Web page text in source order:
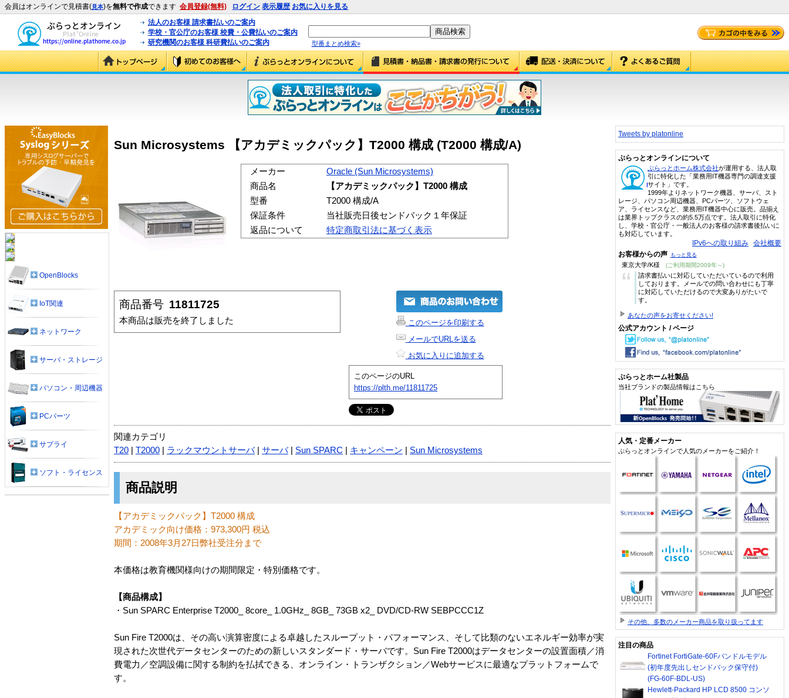
会員はオンラインで見積書(見本)を無料で作成できます 会員登録(無料) ログイン 表示履歴 お気に入りを見る
法人のお客様 請求書払いのご案内
学校・官公庁のお客様 校費・公費払いのご案内
研究機関のお客様 科研費払いのご案内
型番まとめ検索»
Sun Microsystems 【アカデミックパック】T2000 構成 (T2000 構成/A)
メーカー
Oracle (Sun Microsystems)
商品名
【アカデミックパック】T2000 構成
型番
T2000 構成/A
保証条件
当社販売日後センドバック１年保証
返品について
特定商取引法に基づく表示
商品番号 11811725
本商品は販売を終了しました
このページを印刷する
メールでURLを送る
お気に入りに追加する
このページのURL
https://plth.me/11811725
関連カテゴリ
T20
T2000 ラックマウントサーバ| サーバ| Sun SPARC キャンペーン Sun Microsystems
商品説明
【アカデミックパック】T2000 構成
アカデミック向け価格：973,300円 税込
期間：2008年3月27日弊社受注分まで
本価格は教育機関様向けの期間限定・特別価格です。
【商品構成】
・Sun SPARC Enterprise T2000_ 8core_ 1.0GHz_ 8GB_ 73GB x2_ DVD/CD-RW SEBPCCC1Z
Sun Fire T2000は、その高い演算密度による卓越したスループット・パフォーマンス、そして比類のないエネルギー効率が実
現された次世代データセンターのための新しいスタンダード・サーバです。Sun Fire T2000はデータセンターの設置面積／消
費電力／空調設備に関する制約を払拭できる、オンライン・トランザクション／Webサービスに最適なプラットフォームで
す。
OpenBlocks
IoT関連
ネットワーク
サーバ・ストレージ
パソコン・周辺機器
PCパーツ
サプライ
ソフト・ライセンス
Tweets by platonline
ぷらっとオンラインについて
ぷらっとホーム株式会社が運用する、法人取
引に特化した「業務用IT機器専門の調達支援
サイト」です。
1999年よりネットワーク機器、サーバ、スト
レージ、パソコン周辺機器、PCパーツ、ソフトウェ
ア、ライセンスなど、業務用IT機器中心に販売。品揃え
は業界トップクラスの約5.5万点です。法人取引に特化
し、学校・官公庁・一般法人のお客様の請求書後払いに
も対応しています。
IPv6への取り組み 会社概要
お客様からの声 もっと見る
東京大学/K様 (ご利用期間2009年～)
“
請求書払いに対応していただいているので利用
しております。メールでの問い合わせにも丁寧
に対応していただけるので大変ありがたいで
す。
あなたの声をお寄せください!
公式アカウント / ページ
ぷらっとホーム社製品
当社ブランドの製品情報はこちら
人気・定番メーカー
ぷらっとオンラインで人気のメーカーをご紹介！
その他、多数のメーカー商品を取り扱ってます
注目の商品
Fortinet FortiGate-60Fバンドルモデル
(初年度先出しセンドバック保守付)
(FG-60F-BDL-US)
Hewlett-Packard HP LCD 8500 コンソ